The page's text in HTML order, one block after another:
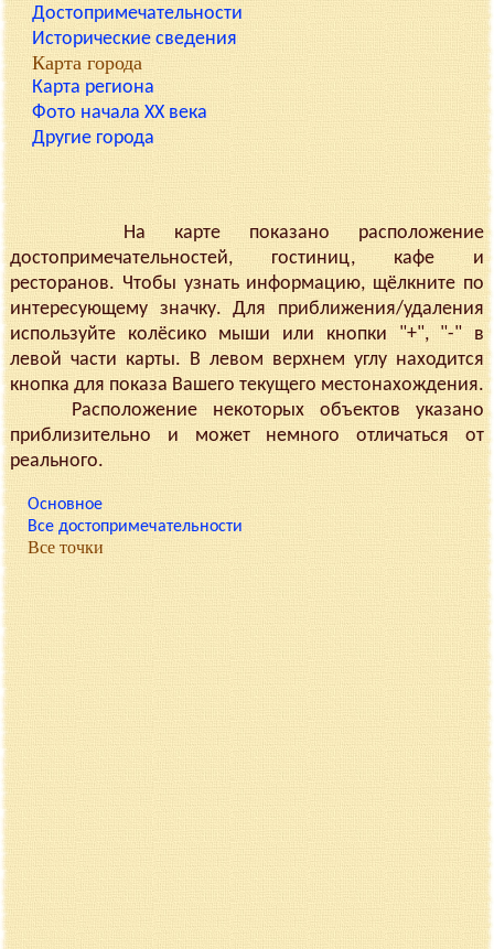
Достопримечательности
Исторические сведения
Карта города
Карта региона
Фото начала XX века
Другие города
На карте показано расположение
достопримечательностей, гостиниц, кафе и
ресторанов. Чтобы узнать информацию, щёлкните по
интересующему значку. Для приближения/удаления
используйте колёсико мыши или кнопки "+", "-" в
левой части карты. В левом верхнем углу находится
кнопка для показа Вашего текущего местонахождения.
Расположение некоторых объектов указано
приблизительно и может немного отличаться от
реального.
Основное
Все достопримечательности
Все точки